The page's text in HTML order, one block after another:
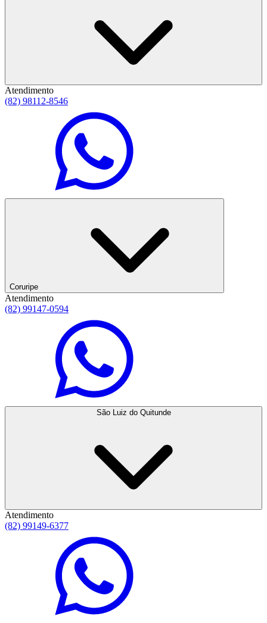
Atendimento
(82) 98112-8546
Coruripe
Atendimento
(82) 99147-0594
São Luiz do Quitunde
Atendimento
(82) 99149-6377